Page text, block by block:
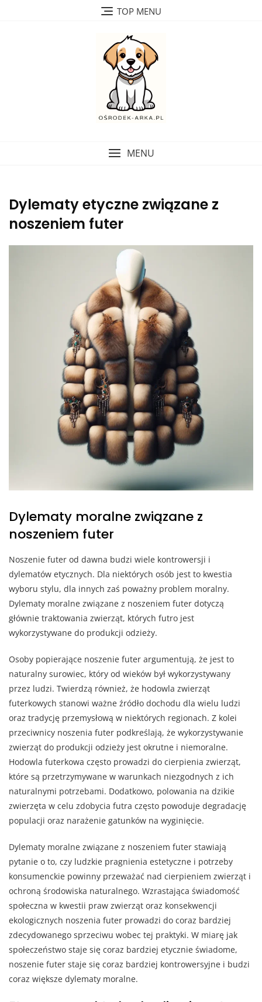
TOP MENU
MENU
Dylematy etyczne związane z
noszeniem futer
Dylematy moralne związane z
noszeniem futer
Noszenie futer od dawna budzi wiele kontrowersji i
dylematów etycznych. Dla niektórych osób jest to kwestia
wyboru stylu, dla innych zaś poważny problem moralny.
Dylematy moralne związane z noszeniem futer dotyczą
głównie traktowania zwierząt, których futro jest
wykorzystywane do produkcji odzieży.
Osoby popierające noszenie futer argumentują, że jest to
naturalny surowiec, który od wieków był wykorzystywany
przez ludzi. Twierdzą również, że hodowla zwierząt
futerkowych stanowi ważne źródło dochodu dla wielu ludzi
oraz tradycję przemysłową w niektórych regionach. Z kolei
przeciwnicy noszenia futer podkreślają, że wykorzystywanie
zwierząt do produkcji odzieży jest okrutne i niemoralne.
Hodowla futerkowa często prowadzi do cierpienia zwierząt,
które są przetrzymywane w warunkach niezgodnych z ich
naturalnymi potrzebami. Dodatkowo, polowania na dzikie
zwierzęta w celu zdobycia futra często powoduje degradację
populacji oraz narażenie gatunków na wyginięcie.
Dylematy moralne związane z noszeniem futer stawiają
pytanie o to, czy ludzkie pragnienia estetyczne i potrzeby
konsumenckie powinny przeważać nad cierpieniem zwierząt i
ochroną środowiska naturalnego. Wzrastająca świadomość
społeczna w kwestii praw zwierząt oraz konsekwencji
ekologicznych noszenia futer prowadzi do coraz bardziej
zdecydowanego sprzeciwu wobec tej praktyki. W miarę jak
społeczeństwo staje się coraz bardziej etycznie świadome,
noszenie futer staje się coraz bardziej kontrowersyjne i budzi
coraz większe dylematy moralne.